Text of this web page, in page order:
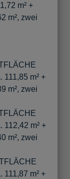
m² +
m², zwei
111,85 m² +
m², zwei
112,42 m² +
m², zwei
111,87 m² +